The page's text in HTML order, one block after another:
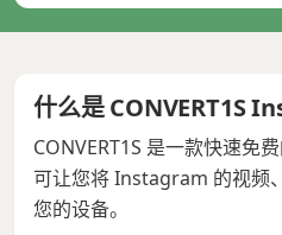
什么是 CONVERT1S
CONVERT1S 是一款快速免
可让您将 Instagram 的视频
您的设备。